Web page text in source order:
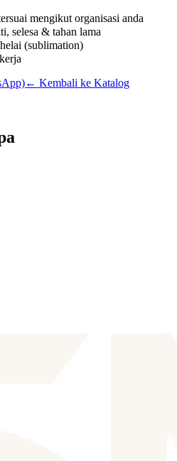
mengikut organisasi anda
selesa & tahan lama
(sublimation)
← Kembali ke Katalog